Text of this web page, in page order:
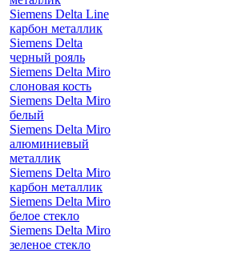
Siemens Delta Line
карбон металлик
Siemens Delta
черный рояль
Siemens Delta Miro
слоновая кость
Siemens Delta Miro
белый
Siemens Delta Miro
алюминиевый
металлик
Siemens Delta Miro
карбон металлик
Siemens Delta Miro
белое стекло
Siemens Delta Miro
зеленое стекло